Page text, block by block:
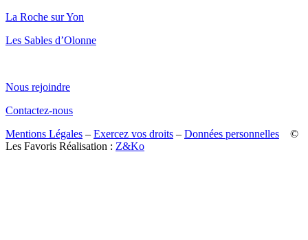
La Roche sur Yon
Les Sables d’Olonne
Nous rejoindre
Contactez-nous
Mentions Légales – Exercez vos droits – Données personnelles ©
Les Favoris Réalisation : Z&Ko